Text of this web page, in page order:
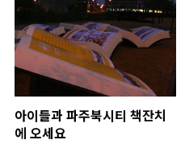
아이들과 파주북시티 책잔치
에 오세요